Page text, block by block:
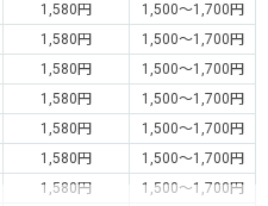
1,580円
1,500～1,700円
1,580円
1,500～1,700円
1,580円
1,500～1,700円
1,580円
1,500～1,700円
1,580円
1,500～1,700円
1,580円
1,500～1,700円
1,580円
1,500～1,700円